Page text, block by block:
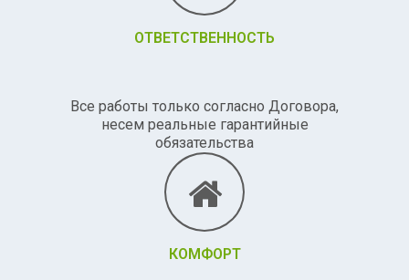
ОТВЕТСТВЕННОСТЬ
Все работы только согласно Договора,
несем реальные гарантийные
обязательства
КОМФОРТ